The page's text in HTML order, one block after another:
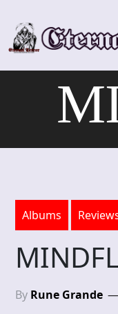
content
Albums
By Rune Grande